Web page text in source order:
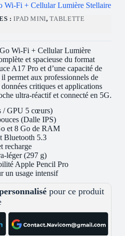
Wi-Fi + Cellular Lumière Stellaire
:IPAD MINI,TABLETTE
Wi-Fi + Cellular Lumière
et spacieuse du format
A17 Pro et d’une capacité de
permet aux professionnels de
critiques et applications
ultra-réactif et connecté en 5G.
/ GPU 5 cœurs)
(Dalle IPS)
et 8 Go de RAM
Bluetooth 5.3
recharge
léger (297 g)
Apple Pencil Pro
un usage intensif
pour ce produit